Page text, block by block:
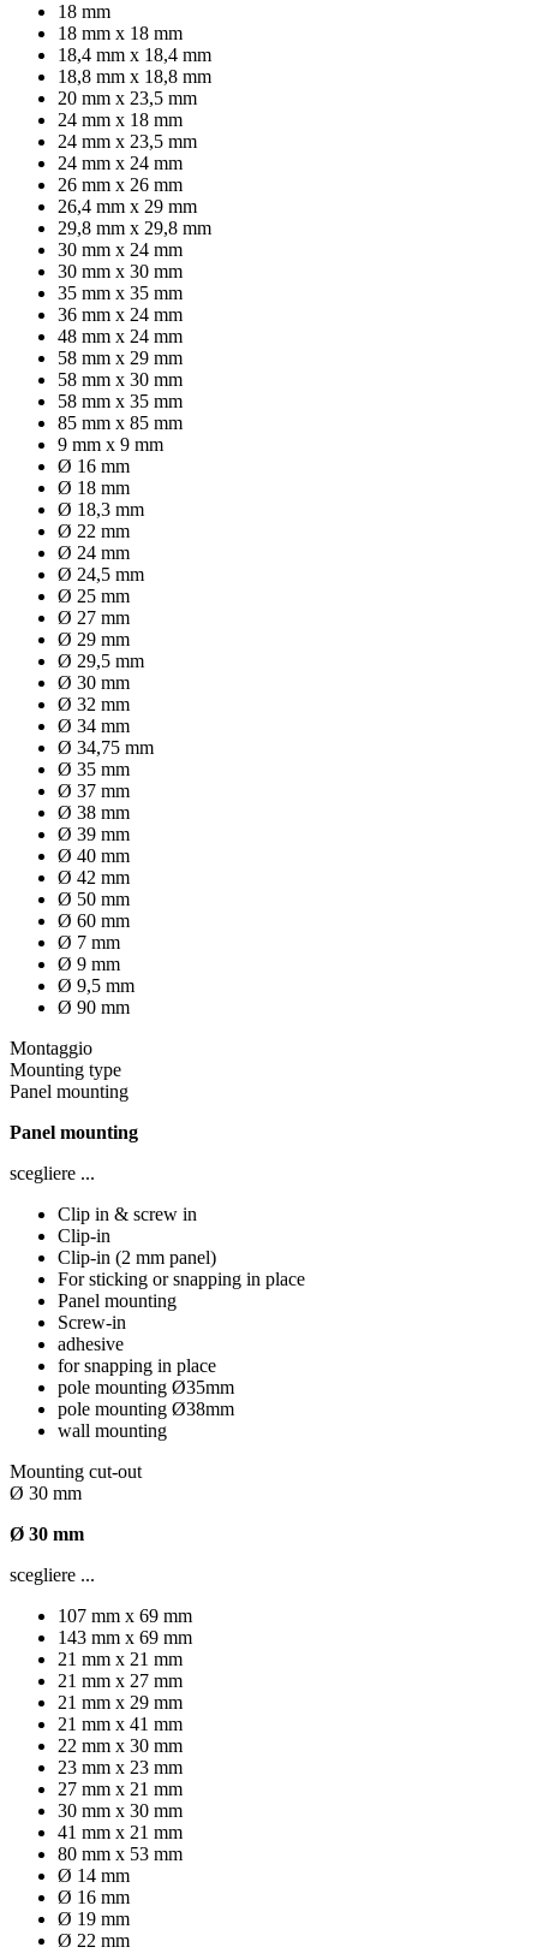
18 mm
18 mm x 18 mm
18,4 mm x 18,4 mm
18,8 mm x 18,8 mm
20 mm x 23,5 mm
24 mm x 18 mm
24 mm x 23,5 mm
24 mm x 24 mm
26 mm x 26 mm
26,4 mm x 29 mm
29,8 mm x 29,8 mm
30 mm x 24 mm
30 mm x 30 mm
35 mm x 35 mm
36 mm x 24 mm
48 mm x 24 mm
58 mm x 29 mm
58 mm x 30 mm
58 mm x 35 mm
85 mm x 85 mm
9 mm x 9 mm
Ø 16 mm
Ø 18 mm
Ø 18,3 mm
Ø 22 mm
Ø 24 mm
Ø 24,5 mm
Ø 25 mm
Ø 27 mm
Ø 29 mm
Ø 29,5 mm
Ø 30 mm
Ø 32 mm
Ø 34 mm
Ø 34,75 mm
Ø 35 mm
Ø 37 mm
Ø 38 mm
Ø 39 mm
Ø 40 mm
Ø 42 mm
Ø 50 mm
Ø 60 mm
Ø 7 mm
Ø 9 mm
Ø 9,5 mm
Ø 90 mm
Montaggio
Mounting type
Panel mounting
Panel mounting
scegliere ...
Clip in & screw in
Clip-in
Clip-in (2 mm panel)
For sticking or snapping in place
Panel mounting
Screw-in
adhesive
for snapping in place
pole mounting Ø35mm
pole mounting Ø38mm
wall mounting
Mounting cut-out
Ø 30 mm
Ø 30 mm
scegliere ...
107 mm x 69 mm
143 mm x 69 mm
21 mm x 21 mm
21 mm x 27 mm
21 mm x 29 mm
21 mm x 41 mm
22 mm x 30 mm
23 mm x 23 mm
27 mm x 21 mm
30 mm x 30 mm
41 mm x 21 mm
80 mm x 53 mm
Ø 14 mm
Ø 16 mm
Ø 19 mm
Ø 22 mm